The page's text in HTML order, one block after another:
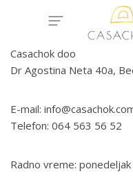
Casachok doo
Dr Agostina Neta 40a,
E-mail:
Telefon: 064 563 56 52
Radno vreme: